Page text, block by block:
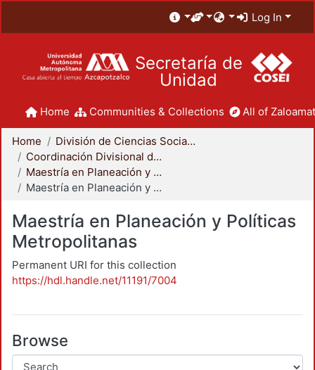
Log In
Secretaría de
Unidad
Home Communities & Collections All of
Home
División de Ciencias Sociales y Humanidades
Coordinación Divisional de Posgrado
Maestría en Planeación y Políticas Metropolitanas
Maestría en Planeación y Políticas Metropolitanas
Maestría en Planeación y Políticas
Metropolitanas
Permanent URI for this collection
https://hdl.handle.net/11191/7004
Browse